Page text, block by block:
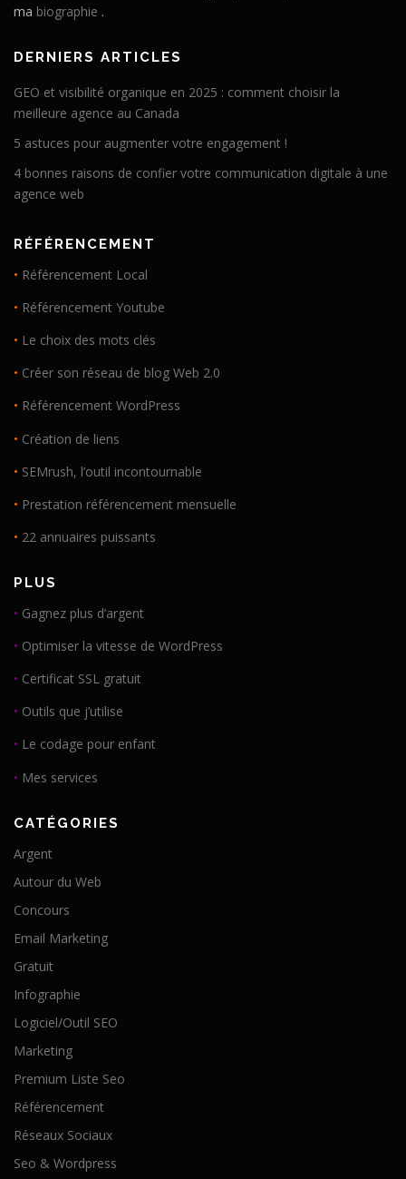
ma biographie .
DERNIERS ARTICLES
GEO et visibilité organique en 2025 : comment choisir la
meilleure agence au Canada
5 astuces pour augmenter votre engagement !
4 bonnes raisons de confier votre communication digitale à une
agence web
RÉFÉRENCEMENT
• Référencement Local
• Référencement Youtube
• Le choix des mots clés
• Créer son réseau de blog Web 2.0
• Référencement WordPress
• Création de liens
• SEMrush, l’outil incontournable
• Prestation référencement mensuelle
• 22 annuaires puissants
PLUS
• Gagnez plus d’argent
• Optimiser la vitesse de WordPress
• Certificat SSL gratuit
• Outils que j’utilise
• Le codage pour enfant
• Mes services
CATÉGORIES
Argent
Autour du Web
Concours
Email Marketing
Gratuit
Infographie
Logiciel/Outil SEO
Marketing
Premium Liste Seo
Référencement
Réseaux Sociaux
Seo & Wordpress